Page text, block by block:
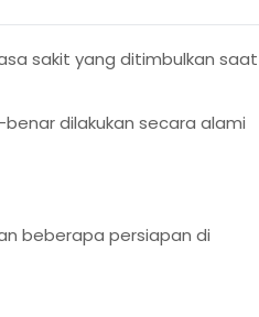
sakit yang ditimbulkan saat
dilakukan secara alami
beberapa persiapan di